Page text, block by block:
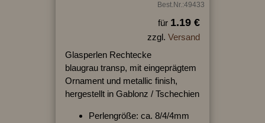
Best.Nr.:49433
für 1.19 €
zzgl. Versand
Glasperlen Rechtecke
blaugrau transp, mit eingeprägtem
Ornament und metallic finish,
hergestellt in Gablonz / Tschechien
Perlengröße: ca. 8/4/4mm